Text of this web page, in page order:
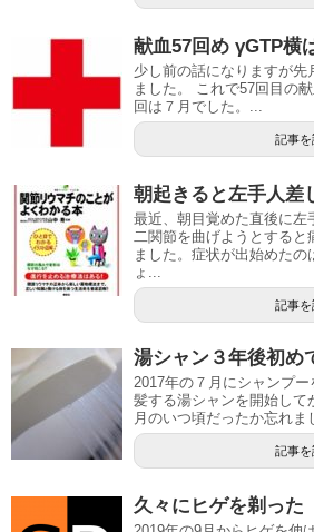
献血57回め γGTP横
少し前の話になりますが先
ました。 これで57回目の
回は７月でした。...
記事を
朝起きると左手人差
最近、朝目覚めた直後に左
二関節を曲げようとすると
ました。症状が出始めたの
ょ...
記事を
湯シャン３年後初め
2017年の７月にシャンプ
髪する湯シャンを開始して
月のいつ頃だったか忘れま
記事を
久々にヒゲを剃った